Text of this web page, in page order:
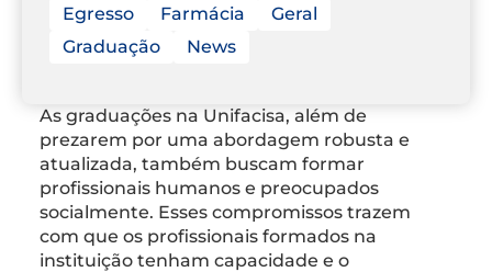
Egresso Farmácia
Geral
Graduação
News
As graduações na Unifacisa, além de
prezarem por uma abordagem robusta e
atualizada, também buscam formar
profissionais humanos e preocupados
socialmente. Esses compromissos trazem
com que os profissionais formados na
instituição tenham capacidade e o